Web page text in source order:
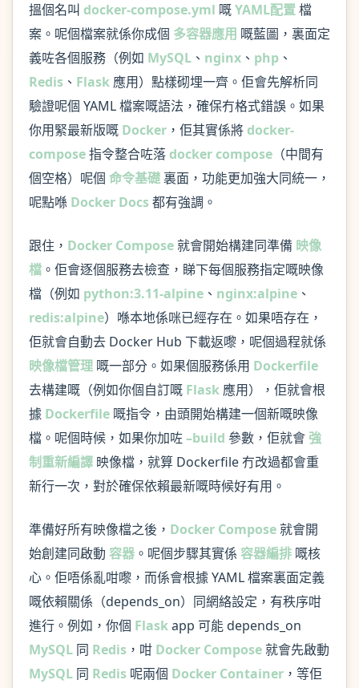
搵個名叫 docker-compose.yml 嘅YAML配置檔
案。呢個檔案就係你成個 多容器應用 嘅藍圖，裏面定
義咗各個服務（例如 MySQL 、 nginx 、 php 、
Redis 、 Flask 應用）點樣砌埋一齊。佢會先解析同
驗證呢個 YAML 檔案嘅語法，確保冇格式錯誤。如果
你用緊最新版嘅 Docker ，佢其實係將docker-
compose指令整合咗落docker compose （中間有
個空格）呢個 命令基礎裏面，功能更加強大同統一，
呢點喺 Docker Docs都有強調。
跟住， Docker Compose就會開始構建同準備 映像
檔 。佢會逐個服務去檢查，睇下每個服務指定嘅映像
檔（例如 python:3.11-alpine 、 nginx:alpine 、
redis:alpine）喺本地係咪已經存在。如果唔存在，
佢就會自動去 Docker Hub 下載返嚟，呢個過程就係
映像檔管理 嘅一部分。如果個服務係用 Dockerfile
去構建嘅（例如你個自訂嘅 Flask 應用），佢就會根
據 Dockerfile 嘅指令，由頭開始構建一個新嘅映像
檔。呢個時候，如果你加咗–build 參數，佢就會 強
制重新編譯 映像檔，就算 Dockerfile 冇改過都會重
新行一次，對於確保依賴最新嘅時候好有用。
準備好所有映像檔之後， Docker Compose就會開
始創建同啟動 容器 。呢個步驟其實係 容器編排 嘅核
心。佢唔係亂咁嚟，而係會根據 YAML 檔案裏面定義
嘅依賴關係（depends_on）同網絡設定，有秩序咁
進行。例如，你個 Flaskapp 可能 depends_on
MySQL 同 Redis ，咁 Docker Compose就會先啟動
MySQL 同 Redis 呢兩個 Docker Container ，等佢